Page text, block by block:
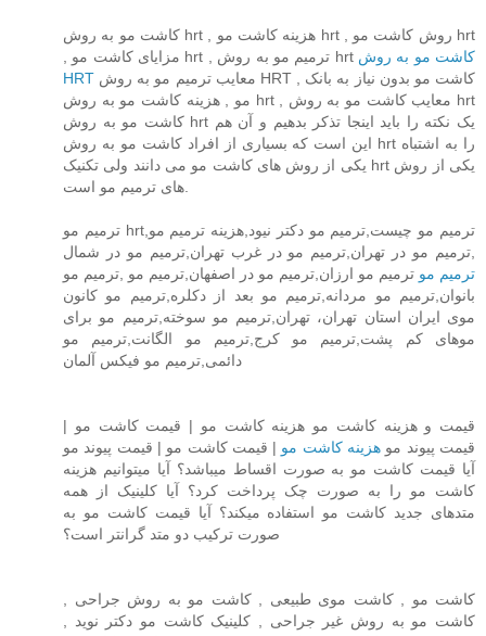
کاشت مو به روش hrt , هزینه کاشت مو hrt , روش کاشت مو hrt
, مزایای کاشت مو hrt , ترمیم مو به روش hrt کاشت مو به روش
HRT
مو , هزینه کاشت مو به روش hrt , معایب کاشت مو به روش hrt
کاشت مو به روش hrt یک نکته را باید اینجا تذکر بدهیم و آن هم
این است که بسیاری از افراد کاشت مو به روش hrt را به اشتباه
یکی از روش های کاشت مو می دانند ولی تکنیک hrt یکی از روش
ترمیم مو hrt,ترمیم مو چیست,ترمیم مو دکتر نیود,هزینه ترمیم مو
,ترمیم مو در تهران,ترمیم مو در غرب تهران,ترمیم مو در شمال
ترمیم مو ترمیم مو ارزان,ترمیم مو در اصفهان,ترمیم مو ,ترمیم مو
بانوان,ترمیم مو مردانه,ترمیم مو بعد از دکلره,ترمیم مو کانون
موی ایران استان تهران، تهران,ترمیم مو سوخته,ترمیم مو برای
موهای کم پشت,ترمیم مو کرج,ترمیم مو الگانت,ترمیم مو
دائمی,ترمیم مو فیکس آلمان
قیمت و هزینه کاشت مو هزینه کاشت مو | قیمت کاشت مو |
قیمت پیوند مو هزینه کاشت مو | قیمت کاشت مو | قیمت پیوند مو
آیا قیمت کاشت مو به صورت اقساط میباشد؟ آیا میتوانیم هزینه
کاشت مو را به صورت چک پرداخت کرد؟ آیا کلینیک از همه
متدهای جدید کاشت مو استفاده میکند؟ آیا قیمت کاشت مو به
صورت ترکیب دو متد گرانتر است؟
کاشت مو , کاشت موی طبیعی , کاشت مو به روش جراحی ,
کاشت مو به روش غیر جراحی , کلینیک کاشت مو دکتر نوید ,